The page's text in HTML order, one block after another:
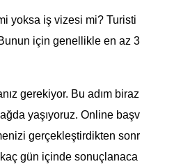
yoksa iş vizesi mi? Turisti
için genellikle en az 3
gerekiyor. Bu adım biraz
yaşıyoruz. Online başv
gerçekleştirdikten sonr
gün içinde sonuçlanaca